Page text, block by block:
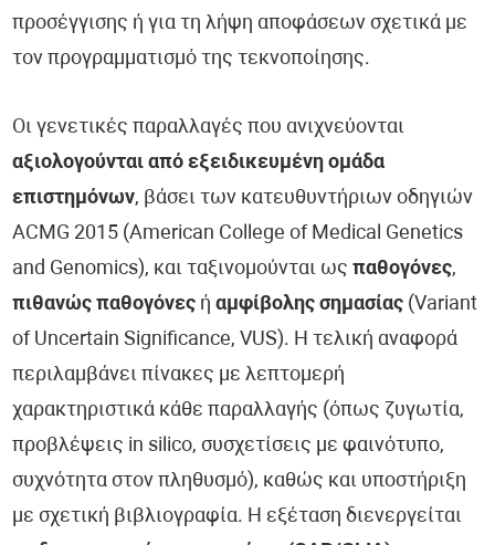
προσέγγισης ή για τη λήψη αποφάσεων σχετικά με
τον προγραμματισμό της τεκνοποίησης.
Οι γενετικές παραλλαγές που ανιχνεύονται
αξιολογούνται από εξειδικευμένη ομάδα
επιστημόνων, βάσει των κατευθυντήριων οδηγιών
ACMG 2015 (American College of Medical Genetics
and Genomics), και ταξινομούνται ωςπαθογόνες,
πιθανώς παθογόνες ήαμφίβολης σημασίας (Variant
of Uncertain Significance, VUS). Η τελική αναφορά
περιλαμβάνει πίνακες με λεπτομερή
χαρακτηριστικά κάθε παραλλαγής (όπως ζυγωτία,
προβλέψεις in silico, συσχετίσεις με φαινότυπο,
συχνότητα στον πληθυσμό), καθώς και υποστήριξη
με σχετική βιβλιογραφία. Η εξέταση διενεργείται